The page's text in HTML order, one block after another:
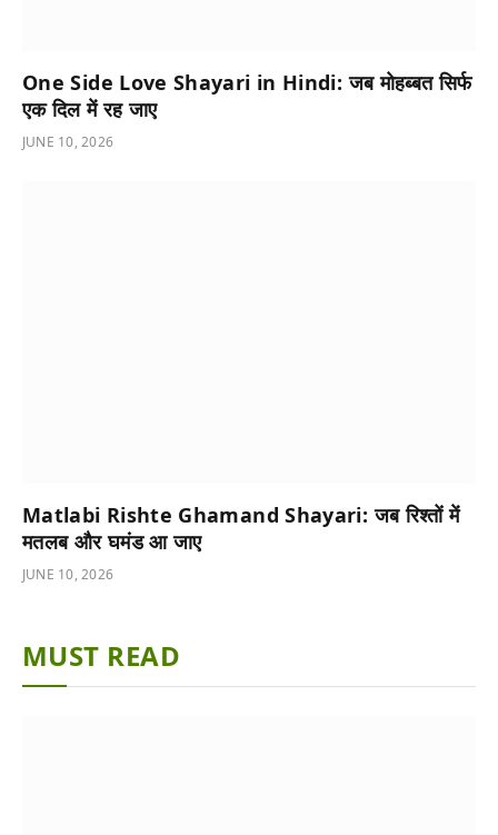
One Side Love Shayari in Hindi: जब मोहब्बत सिर्फ
एक दिल में रह जाए
JUNE 10, 2026
Matlabi Rishte Ghamand Shayari: जब रिश्तों में
मतलब और घमंड आ जाए
JUNE 10, 2026
MUST READ